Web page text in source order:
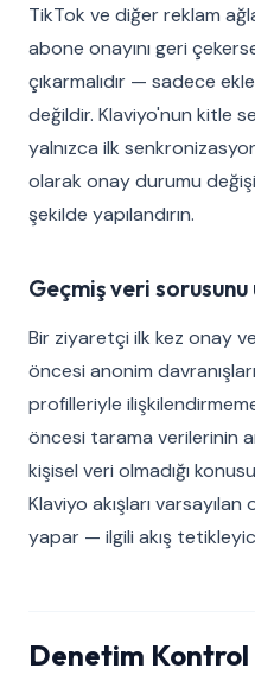
TikTok ve diğer reklam
abone onayını geri
çıkarmalıdır — sadece
değildir. Klaviyo'nun kitle
yalnızca ilk
olarak onay durumu
şekilde yapılandırın.
Geçmiş veri
Bir ziyaretçi ilk kez onay
öncesi anonim
profilleriyle
öncesi tarama verilerinin
kişisel veri olmadığı
Klaviyo akışları
yapar — ilgili akış
Denetim Kontrol